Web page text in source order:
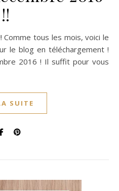
!!
le blog en téléchargement !
2016 ! Il suffit pour vous
SUITE